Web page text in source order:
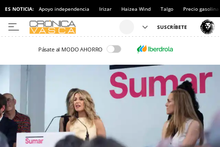
ES NOTICIA: Apoyo independencia Irizar Haizea Wind Talgo Precio gasolina
Pásate al MODO AHORRO